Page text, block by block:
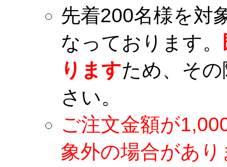
先着200名様を対
なっております。
りますため、そ
さい。
ご注文金額が
象外の場合があり